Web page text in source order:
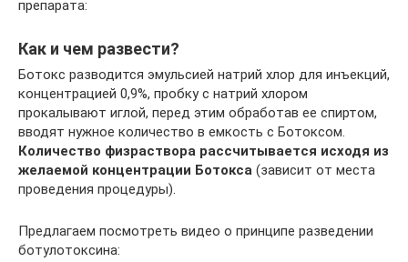
препарата:
Как и чем развести?
Ботокс разводится эмульсией натрий хлор для инъекций,
концентрацией 0,9%, пробку с натрий хлором
прокалывают иглой, перед этим обработав ее спиртом,
вводят нужное количество в емкость с Ботоксом.
Количество физраствора рассчитывается исходя из
желаемой концентрации Ботокса (зависит от места
проведения процедуры).
Предлагаем посмотреть видео о принципе разведении
ботулотоксина: